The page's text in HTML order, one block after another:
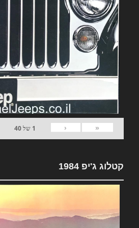
«
‹
1 של40
קטלוג ג'יפ 1984